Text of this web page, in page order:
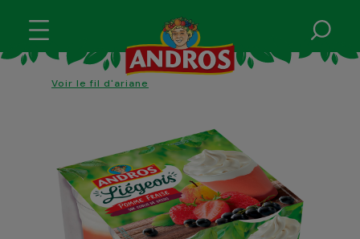
Voir le fil d'ariane